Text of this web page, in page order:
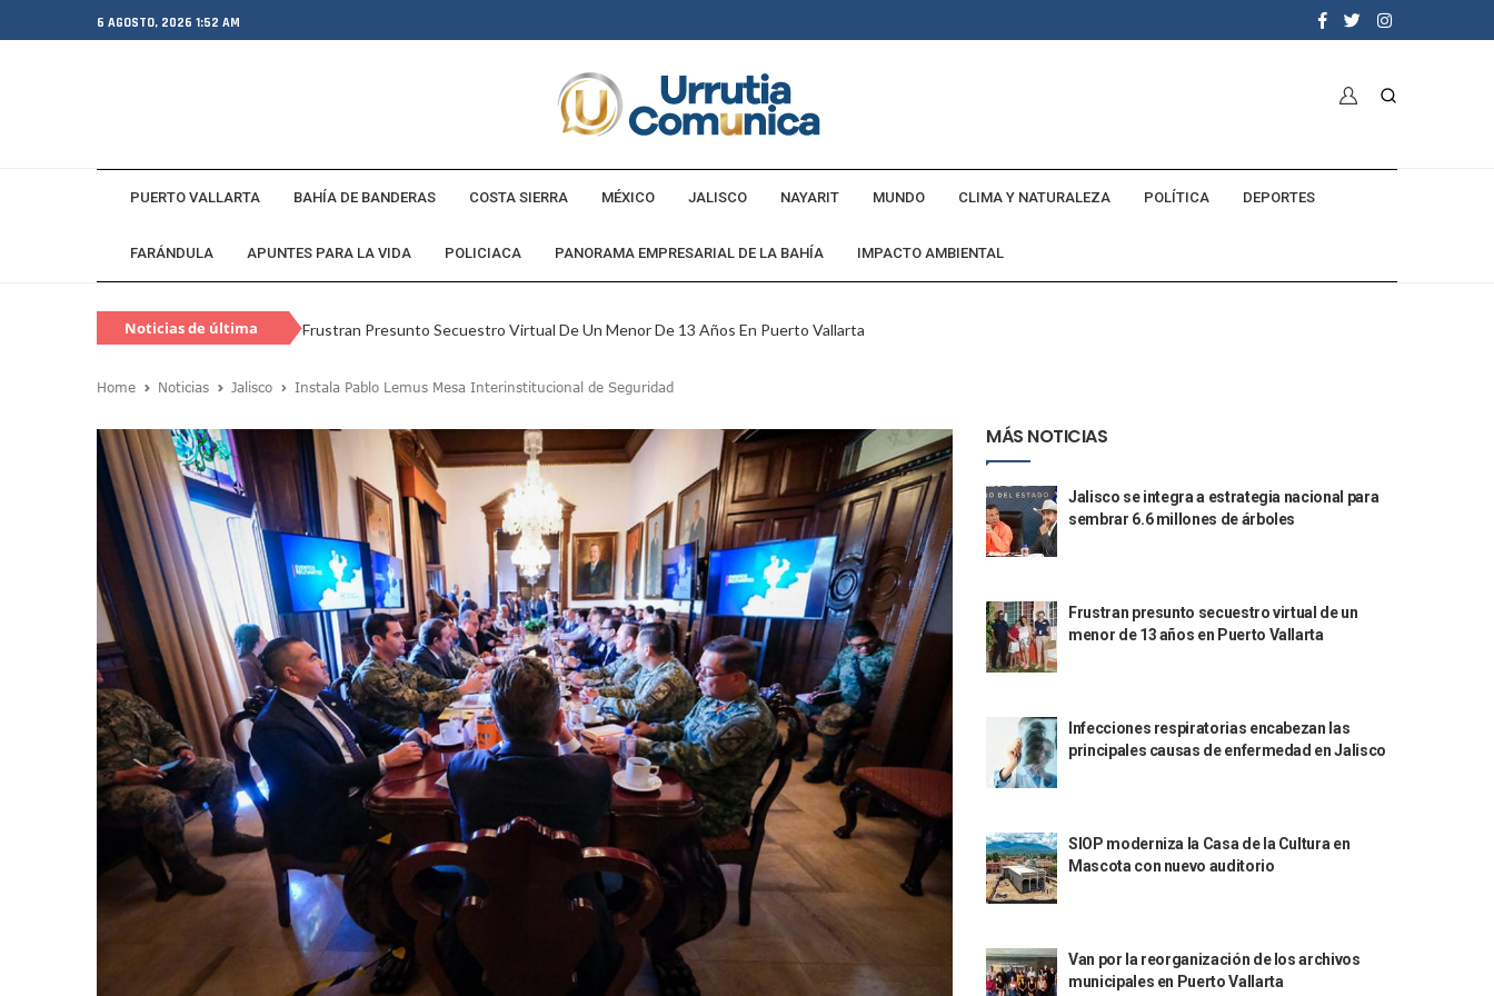
6 AGOSTO, 2026 1:52 AM
PUERTO VALLARTA BAHÍA DE BANDERAS COSTA SIERRA MÉXICO JALISCO NAYARIT MUNDO CLIMA Y NATURALEZA POLÍTICA DEPORTES
FARÁNDULA APUNTES PARA LA VIDA POLICIACA PANORAMA EMPRESARIAL DE LA BAHÍA IMPACTO AMBIENTAL
Noticias de última
Frustran Presunto Secuestro Virtual De Un Menor De 13 Años En Puerto Vallarta
SIOP Moderniza La Casa De La Cultura En Mascota Con Nuevo Auditorio
Estados Unidos Endurece Su Combate Al CJNG Con Nuevos Cargos Y Objetivos Prioritarios
Buscan A Wilber Armando Colmenares Márquez, Desaparecido En Puerto Vallarta
Melissa Madero Exige Aclarar Sustento Legal De Las Descargas Residuales Al Mar
Washington Enfrenta Una Emergencia Ambiental Por Incendios Históricos
Avanza Plan Para Construir Estadio De Tritones Vallarta; Será Financiado Por Privados
Nuevas Concesiones De Taxis En Puerto Vallarta, ¿para Quiénes Aplica Y Cómo Tramitarlas?
Mueren Cuatro Personas Tras Explosión De Una Pipa En Tlaquepaque (VIDEO)
Bruno Blancas Lleva El Mensaje De La Cuarta Transformación A Puerto Vallarta Y Tomatlán
Liberan 180 Crías De Iguana Verde En El Estero El Salado Por Su 26 Aniversario
Puerto Vallarta Participa En Los PriceAgencies Awards 2026 En Ciudad De México
Ofrecerán Asesoría Jurídica Gratuita En Puerto Vallarta Para Emprendedores Y Ciudadanía
Juan Solís E Iris Torres Buscan Integrar La Planilla Del PAN Vallarta Para El 2027
Realizan Operativo Preventivo En Seis Colonias Del Centro De Puerto Vallarta
Arquitecto Luis Munguía Reconoce La Labor Del Personal De Servicios Eficientes
Semana Lluviosa Para Puerto Vallarta Con Tormentas Y Ambiente Caluroso
Voces Del Orgullo Distingue A Referentes De La Comunidad LGBT+ En Puerto Vallarta
Partido Verde Conforma Su 12.º “Ejército Del Verde” En La Colonia Primero De Mayo
Buques Mexicanos Parten A Venezuela Con 718 Toneladas De Ayuda Humanitaria
Home Noticias Jalisco Instala Pablo Lemus Mesa Interinstitucional de Seguridad
MÁS NOTICIAS
Jalisco se integra a estrategia nacional para
sembrar 6.6 millones de árboles
Frustran presunto secuestro virtual de un
menor de 13 años en Puerto Vallarta
Infecciones respiratorias encabezan las
principales causas de enfermedad en Jalisco
SIOP moderniza la Casa de la Cultura en
Mascota con nuevo auditorio
Van por la reorganización de los archivos
municipales en Puerto Vallarta